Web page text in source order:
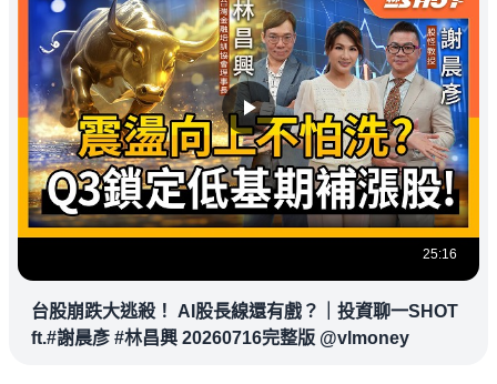
25:16
台股崩跌大逃殺！ AI股長線還有戲？｜投資聊一SHOT
ft.#謝晨彥 #林昌興 20260716完整版 @vlmoney